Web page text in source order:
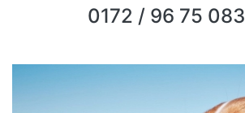
0172 / 96 75 083